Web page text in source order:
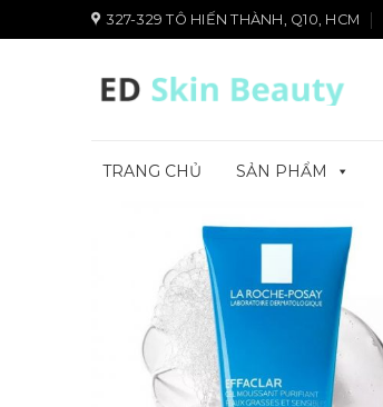
đến
327-329 TÔ HIẾN THÀNH, Q10, HCM
TRANG CHỦ SẢN PHẨM